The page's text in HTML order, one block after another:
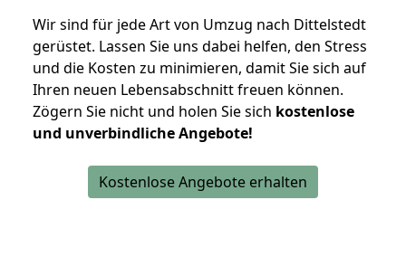
Wir sind für jede Art von Umzug nach Dittelstedt
gerüstet. Lassen Sie uns dabei helfen, den Stress
und die Kosten zu minimieren, damit Sie sich auf
Ihren neuen Lebensabschnitt freuen können.
Zögern Sie nicht und holen Sie sich kostenlose
und unverbindliche Angebote!
Kostenlose Angebote erhalten